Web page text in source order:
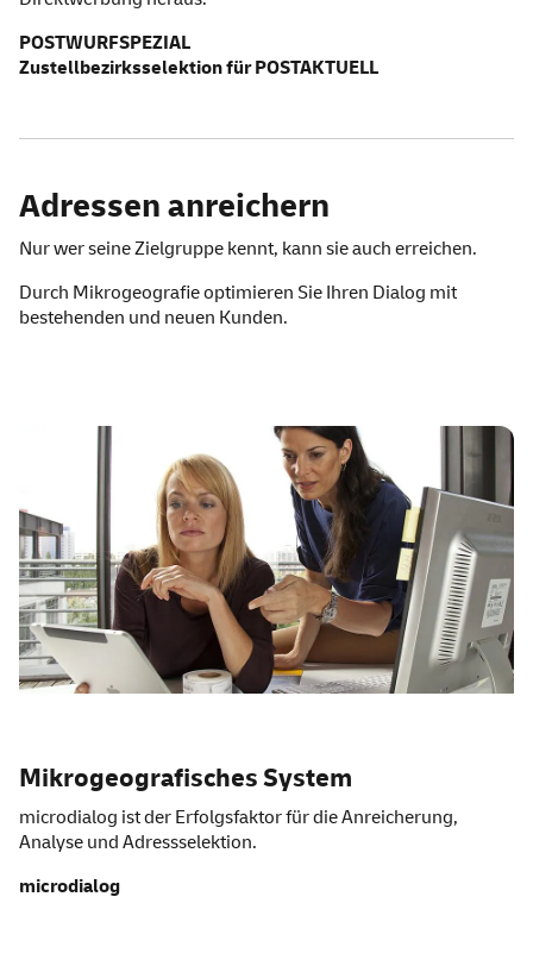
POSTWURFSPEZIAL
Zustellbezirksselektion für POSTAKTUELL
Adressen anreichern
Nur wer seine Zielgruppe kennt, kann sie auch erreichen.
Durch Mikrogeografie optimieren Sie Ihren Dialog mit
bestehenden und neuen Kunden.
Mikrogeografisches System
microdialog ist der Erfolgsfaktor für die Anreicherung,
Analyse und Adressselektion.
microdialog